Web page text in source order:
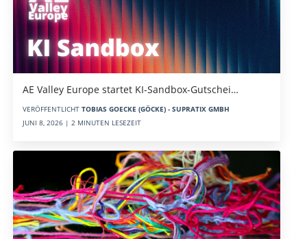
AE Valley Europe startet KI-Sandbox-Gutschei…
VERÖFFENTLICHT TOBIAS GOECKE (GÖCKE) - SUPRATIX GMBH
JUNI 8, 2026 | 2 MINUTEN LESEZEIT